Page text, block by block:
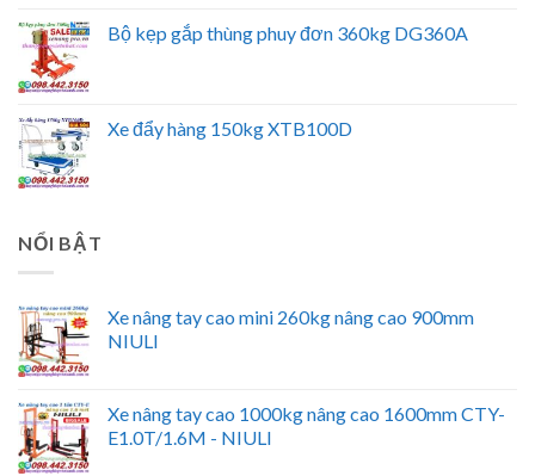
Bộ kẹp gắp thùng phuy đơn 360kg DG360A
Xe đẩy hàng 150kg XTB100D
NỔI BẬT
Xe nâng tay cao mini 260kg nâng cao 900mm
NIULI
Xe nâng tay cao 1000kg nâng cao 1600mm CTY-
E1.0T/1.6M - NIULI